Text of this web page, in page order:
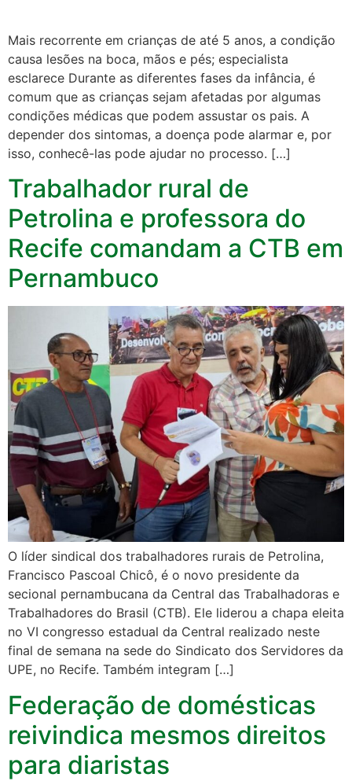
Mais recorrente em crianças de até 5 anos, a condição
causa lesões na boca, mãos e pés; especialista
esclarece Durante as diferentes fases da infância, é
comum que as crianças sejam afetadas por algumas
condições médicas que podem assustar os pais. A
depender dos sintomas, a doença pode alarmar e, por
isso, conhecê-las pode ajudar no processo. […]
Trabalhador rural de
Petrolina e professora do
Recife comandam a CTB em
Pernambuco
O líder sindical dos trabalhadores rurais de Petrolina,
Francisco Pascoal Chicô, é o novo presidente da
secional pernambucana da Central das Trabalhadoras e
Trabalhadores do Brasil (CTB). Ele liderou a chapa eleita
no VI congresso estadual da Central realizado neste
final de semana na sede do Sindicato dos Servidores da
UPE, no Recife. Também integram […]
Federação de domésticas
reivindica mesmos direitos
para diaristas